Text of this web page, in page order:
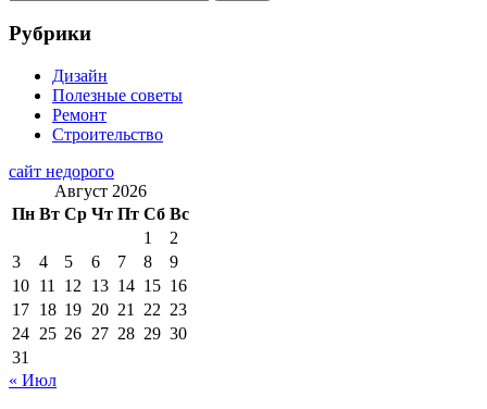
Рубрики
Дизайн
Полезные советы
Ремонт
Строительство
сайт недорого
Август 2026
Пн Вт Ср Чт Пт Сб Вс
1
2
3
4 5 6 7 8
9
10 11 12 13 14 15 16
17 18 19 20 21 22 23
24 25 26 27 28 29 30
31
« Июл